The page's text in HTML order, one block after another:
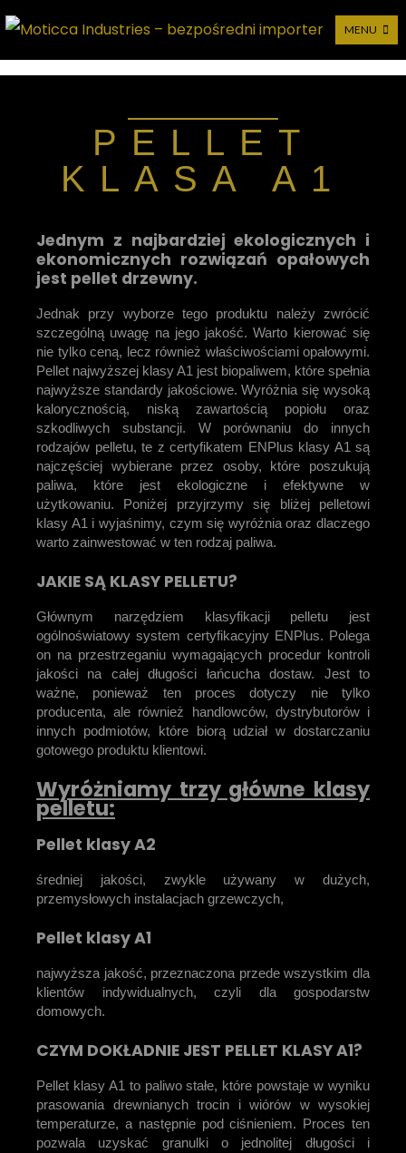
Moticca Industries –
MENU
PELLET
KLASA A1
Jednym z najbardziej ekologicznych i
ekonomicznych rozwiązań opałowych
jest pellet drzewny.
Jednak przy wyborze tego produktu należy zwrócić
szczególną uwagę na jego jakość. Warto kierować się
nie tylko ceną, lecz również właściwościami opałowymi.
Pellet najwyższej klasy A1 jest biopaliwem, które spełnia
najwyższe standardy jakościowe. Wyróżnia się wysoką
kalorycznością, niską zawartością popiołu oraz
szkodliwych substancji. W porównaniu do innych
rodzajów pelletu, te z certyfikatem ENPlus klasy A1 są
najczęściej wybierane przez osoby, które poszukują
paliwa, które jest ekologiczne i efektywne w
użytkowaniu. Poniżej przyjrzymy się bliżej pelletowi
klasy A1 i wyjaśnimy, czym się wyróżnia oraz dlaczego
warto zainwestować w ten rodzaj paliwa.
JAKIE SĄ KLASY PELLETU?
Głównym narzędziem klasyfikacji pelletu jest
ogólnoświatowy system certyfikacyjny ENPlus. Polega
on na przestrzeganiu wymagających procedur kontroli
jakości na całej długości łańcucha dostaw. Jest to
ważne, ponieważ ten proces dotyczy nie tylko
producenta, ale również handlowców, dystrybutorów i
innych podmiotów, które biorą udział w dostarczaniu
gotowego produktu klientowi.
Wyróżniamy trzy główne klasy
pelletu:
Pellet klasy A2
średniej jakości, zwykle używany w dużych,
przemysłowych instalacjach grzewczych,
Pellet klasy A1
najwyższa jakość, przeznaczona przede wszystkim dla
klientów indywidualnych, czyli dla gospodarstw
domowych.
CZYM DOKŁADNIE JEST PELLET KLASY A1?
Pellet klasy A1 to paliwo stałe, które powstaje w wyniku
prasowania drewnianych trocin i wiórów w wysokiej
temperaturze, a następnie pod ciśnieniem. Proces ten
pozwala uzyskać granulki o jednolitej długości i